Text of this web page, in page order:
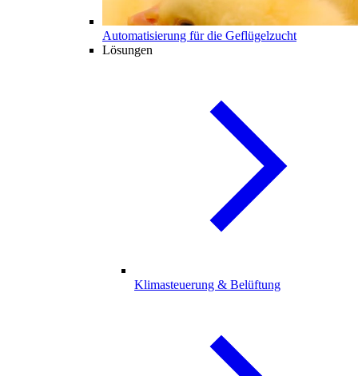
Automatisierung für die Geflügelzucht
Lösungen
Klimasteuerung & Belüftung